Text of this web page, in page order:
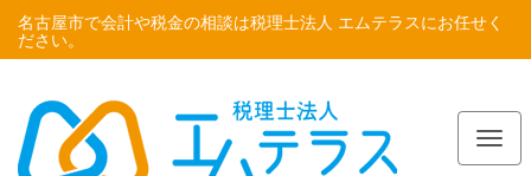
名古屋市で会計や税金の相談は税理士法人 エムテラスにお任せく
ださい。